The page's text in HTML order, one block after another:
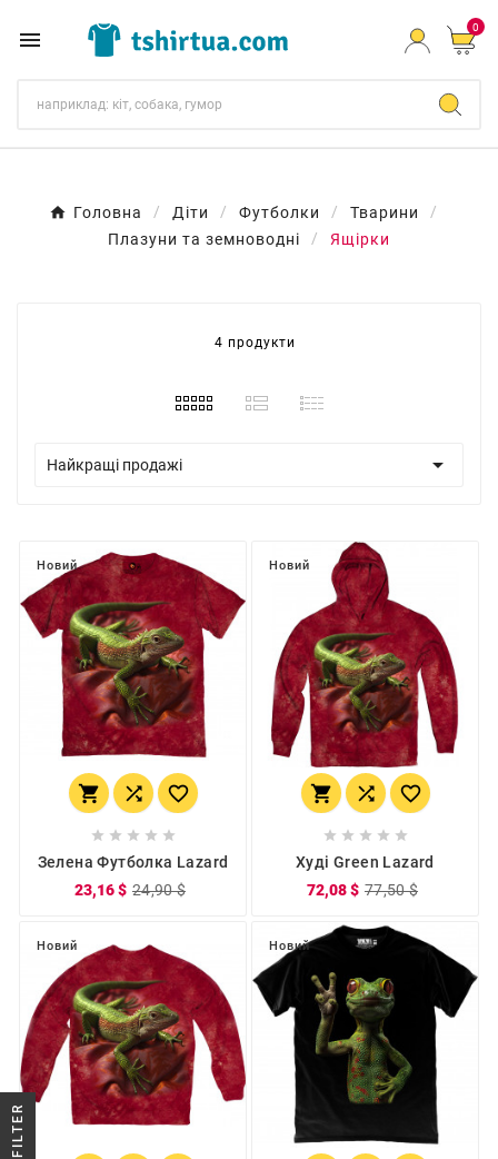
 0
Головна Діти Футболки
Тварини
Плазуни та земноводні
Ящірки
4 продукти
Найкращі продажі 
Новий
  
    
Зелена Футболка Lazard
23,16 $ 24,90 $
Новий
  
    
Худі Green Lazard
72,08 $ 77,50 $
Новий Новий
R